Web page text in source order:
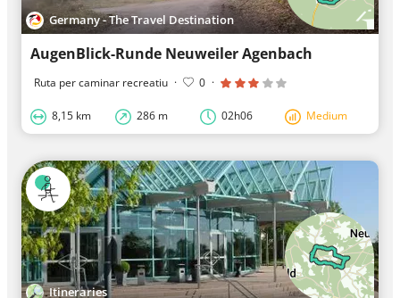
Germany - The Travel Destination
AugenBlick-Runde Neuweiler Agenbach
Ruta per caminar recreatiu · 0 ·
8,15 km 286 m 02h06 Medium
Itineraries